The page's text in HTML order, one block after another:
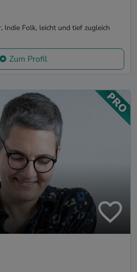
Indie Folk, leicht und tief zugleich
Zum Profil